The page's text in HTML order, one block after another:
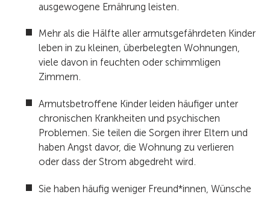
ausgewogene Ernährung leisten.
Mehr als die Hälfte aller armutsgefährdeten Kinder
leben in zu kleinen, überbelegten Wohnungen,
viele davon in feuchten oder schimmligen
Zimmern.
Armutsbetroffene Kinder leiden häufiger unter
chronischen Krankheiten und psychischen
Problemen. Sie teilen die Sorgen ihrer Eltern und
haben Angst davor, die Wohnung zu verlieren
oder dass der Strom abgedreht wird.
Sie haben häufig weniger Freund*innen, Wünsche